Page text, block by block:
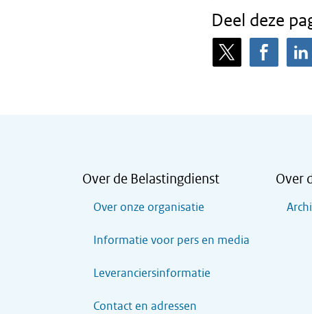
Deel deze
Over de Belastingdienst
Over onze organisatie
Informatie voor pers en media
Leveranciersinformatie
Contact en adressen
Over